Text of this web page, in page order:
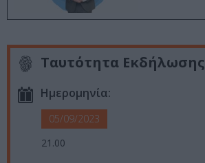
Ταυτότητα Εκδήλωσης
Ημερομηνία:
05/09/2023
21.00